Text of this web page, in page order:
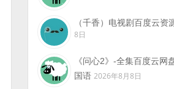
（千香）电视剧百度云资
8日
《问心2》-全集百度云网
国语 2026年8月8日